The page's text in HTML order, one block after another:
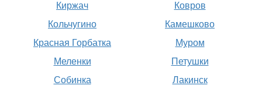
Киржач
Кольчугино
Красная Горбатка
Меленки
Собинка
Ковров
Камешково
Муром
Петушки
Лакинск